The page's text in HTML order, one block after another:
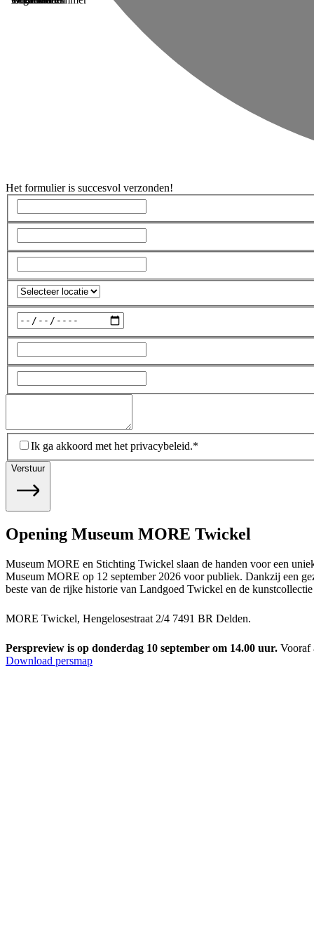
Het formulier is succesvol verzonden!
Ik ga akkoord met het privacybeleid.*
Verstuur
Opening Museum MORE Twickel
Museum MORE en Stichting Twickel slaan de handen voor een
Museum MORE op 12 september 2026 voor publiek. Dankzij een
beste van de rijke historie van Landgoed Twickel en de
MORE Twickel, Hengelosestraat 2/4 7491 BR Delden.
Perspreview is op donderdag 10 september om 14.00 uur. Vooraf
Download persmap